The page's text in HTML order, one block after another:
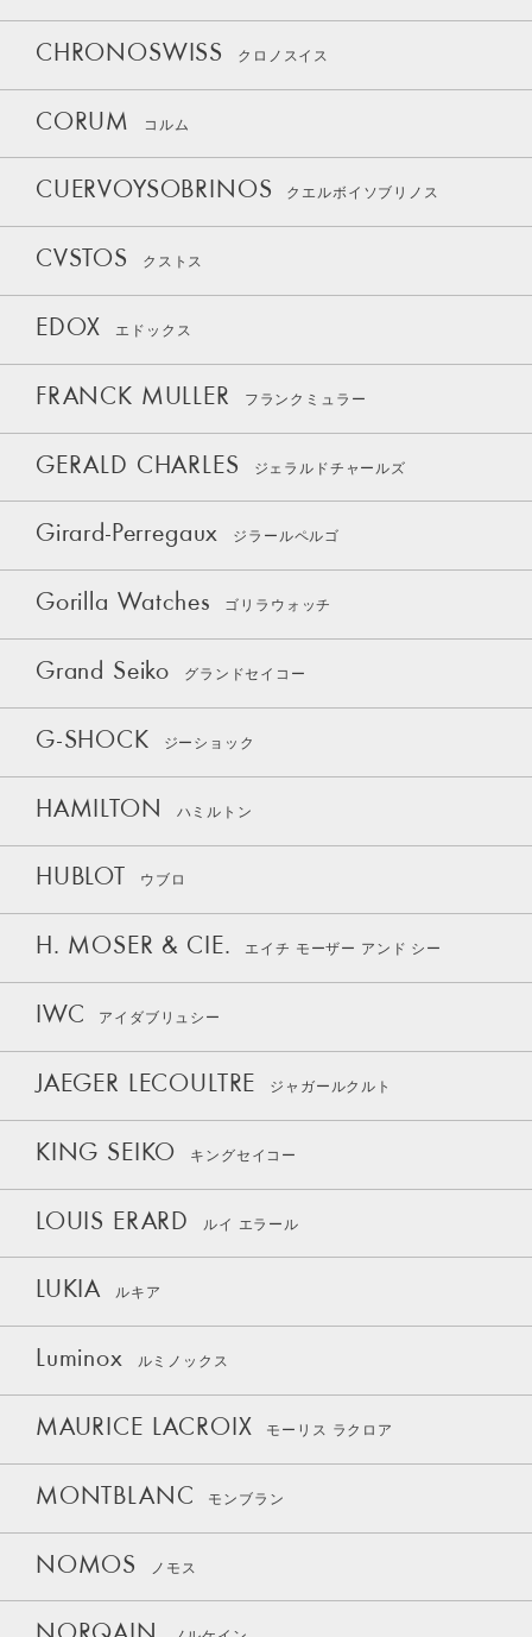
CHRONOSWISS クロノスイス
CORUM コルム
CUERVOYSOBRINOS クエルボイソブリノス
CVSTOS クストス
EDOX エドックス
FRANCK MULLER フランクミュラー
GERALD CHARLES ジェラルドチャールズ
Girard-Perregaux ジラールペルゴ
Gorilla Watches ゴリラウォッチ
Grand Seiko グランドセイコー
G-SHOCK ジーショック
HAMILTON ハミルトン
HUBLOT ウブロ
H. MOSER & CIE. エイチ モーザー アンド シー
IWC アイダブリュシー
JAEGER LECOULTRE ジャガールクルト
KING SEIKO キングセイコー
LOUIS ERARD ルイ エラール
LUKIA ルキア
Luminox ルミノックス
MAURICE LACROIX モーリス ラクロア
MONTBLANC モンブラン
NOMOS ノモス